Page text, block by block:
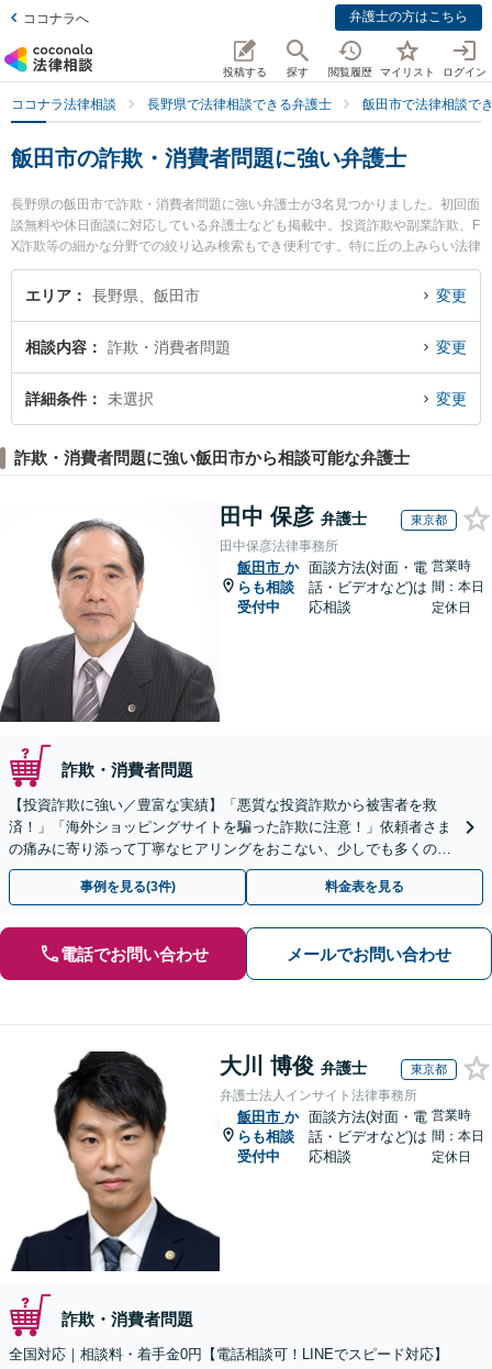
ココナラへ 弁護士の方はこちら
投稿する 探す 閲覧履歴 マイリスト ログイン
ココナラ法律相談 長野県で法律相談できる弁護士 飯田市で法律相談で
飯田市の詐欺・消費者問題に強い弁護士
長野県の飯田市で詐欺・消費者問題に強い弁護士が3名見つかりました。初回面
談無料や休日面談に対応している弁護士なども掲載中。投資詐欺や副業詐欺、F
X詐欺等の細かな分野での絞り込み検索もでき便利です。特に丘の上みらい法律
事務所の髙橋 伸夫弁護士やミカタ弁護士法人 飯田事務所の髙山 乃亜弁護士、
ミカタ弁護士法人 飯田事務所の佐藤 遼平弁護士のプロフィール情報や弁護士費
ラブル解決の実績豊富な近くの弁護士を検索したい』『初回相談無料で詐欺・
消費者問題を法律相談できる飯田市内の弁護士に相談予約したい』などでお困
りの相談者さんにおすすめです。
エリア 長野県、飯田市 変更
相談内容 詐欺・消費者問題 変更
詳細条件 未選択 変更
詐欺・消費者問題に強い飯田市から相談可能な弁護士
田中 保彦 弁護士 東京都
田中保彦法律事務所
飯田市 か
らも相談
受付中
面談方法(対面・電
話・ビデオなど)は
応相談
営業時
間：本日
定休日
詐欺・消費者問題
【投資詐欺に強い／豊富な実績】「悪質な投資詐欺から被害者を救
済！」「海外ショッピングサイトを騙った詐欺に注意！」依頼者さま
の痛みに寄り添って丁寧なヒアリングをおこない、少しでも多くの返
金が得られるよう尽力します！
事例を見る(3件) 料金表を見る
電話でお問い合わせ メールでお問い合わせ
大川 博俊 弁護士 東京都
弁護士法人インサイト法律事務所
飯田市 か
らも相談
受付中
面談方法(対面・電
話・ビデオなど)は
応相談
営業時
間：本日
定休日
詐欺・消費者問題
全国対応｜相談料・着手金0円【電話相談可！LINEでスピード対応】